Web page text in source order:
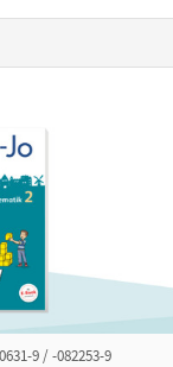
9 / -082253-9